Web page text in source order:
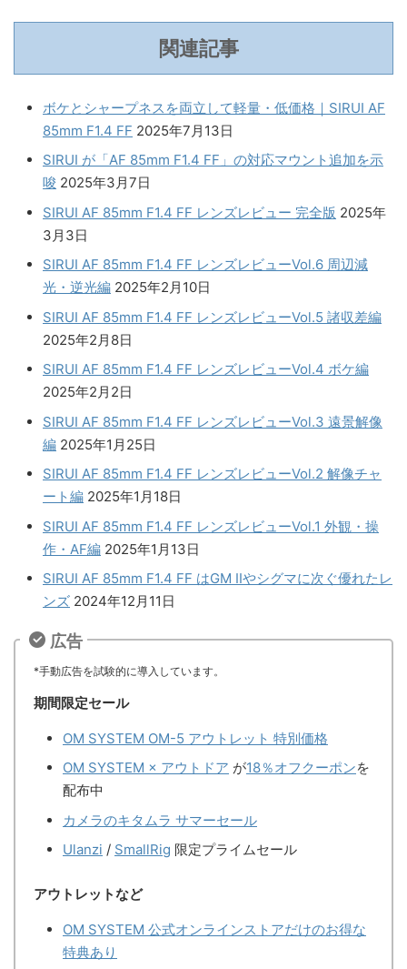
関連記事
ボケとシャープネスを両立して軽量・低価格｜SIRUI AF
85mm F1.4 FF 2025年7月13日
SIRUI が「AF 85mm F1.4 FF」の対応マウント追加を示
唆 2025年3月7日
SIRUI AF 85mm F1.4 FF レンズレビュー 完全版 2025年
3月3日
SIRUI AF 85mm F1.4 FF レンズレビューVol.6 周辺減
光・逆光編 2025年2月10日
SIRUI AF 85mm F1.4 FF レンズレビューVol.5 諸収差編
2025年2月8日
SIRUI AF 85mm F1.4 FF レンズレビューVol.4 ボケ編
2025年2月2日
SIRUI AF 85mm F1.4 FF レンズレビューVol.3 遠景解像
編 2025年1月25日
SIRUI AF 85mm F1.4 FF レンズレビューVol.2 解像チャ
ート編 2025年1月18日
SIRUI AF 85mm F1.4 FF レンズレビューVol.1 外観・操
作・AF編 2025年1月13日
SIRUI AF 85mm F1.4 FF はGM IIやシグマに次ぐ優れたレ
ンズ 2024年12月11日
広告
*手動広告を試験的に導入しています。
期間限定セール
OM SYSTEM OM-5 アウトレット 特別価格
OM SYSTEM × アウトドア が18％オフクーポンを
配布中
カメラのキタムラ サマーセール
Ulanzi / SmallRig 限定プライムセール
アウトレットなど
OM SYSTEM 公式オンラインストアだけのお得な
特典あり